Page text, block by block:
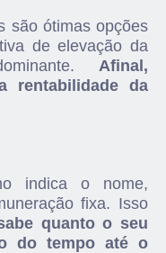
são ótimas opções
de elevação da
Afinal,
rentabilidade da
indica o nome,
fixa. Isso
quanto o seu
do tempo até o